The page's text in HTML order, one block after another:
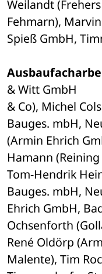
Weilandt
Fehmarn),
Spieß GmbH,
& Witt GmbH
& Co), Michel
Bauges. mbH,
(Armin Ehrich
Hamann
Tom-Hendrik
Bauges. mbH,
Ehrich GmbH,
Ochsenforth
René Oldörp
Malente), Tim